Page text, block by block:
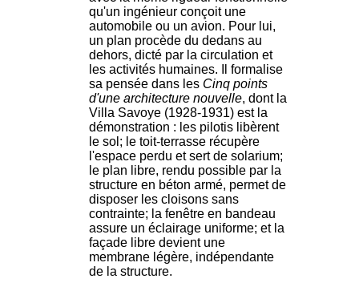
qu'un ingénieur conçoit une
automobile ou un avion. Pour lui,
un plan procède du dedans au
dehors, dicté par la circulation et
les activités humaines. Il formalise
sa pensée dans les Cinq points
d'une architecture nouvelle, dont la
Villa Savoye (1928-1931) est la
démonstration : les pilotis libèrent
le sol; le toit-terrasse récupère
l'espace perdu et sert de solarium;
le plan libre, rendu possible par la
structure en béton armé, permet de
disposer les cloisons sans
contrainte; la fenêtre en bandeau
assure un éclairage uniforme; et la
façade libre devient une
membrane légère, indépendante
de la structure.